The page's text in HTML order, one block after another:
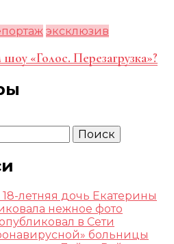
эксклюзив
«Голос. Перезагрузка»?
летняя дочь Екатерины
нежное фото
в Сети
больницы